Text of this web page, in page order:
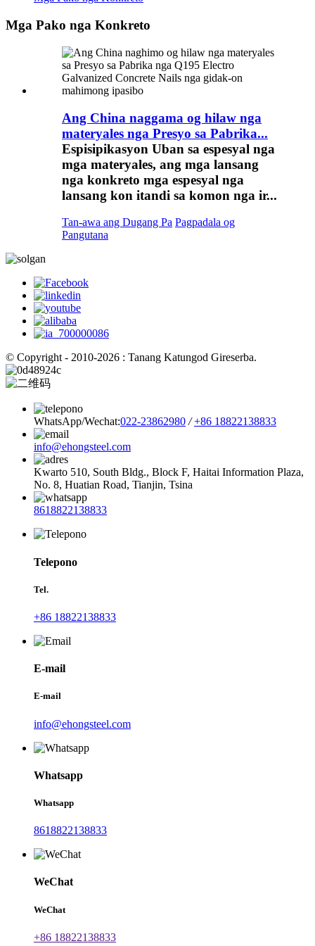
Mga Pako nga Konkreto
Ang China naggama og hilaw nga
materyales nga Presyo sa Pabrika...
Espisipikasyon Uban sa espesyal nga
mga materyales, ang mga lansang
nga konkreto mga espesyal nga
lansang kon itandi sa komon nga ir...
Tan-awa ang Dugang Pa Pagpadala og
Pangutana
© Copyright - 2010-2026 : Tanang Katungod Gireserba.
WhatsApp/Wechat:022-23862980 / +86 18822138833
info@ehongsteel.com
Kwarto 510, South Bldg., Block F, Haitai Information Plaza,
No. 8, Huatian Road, Tianjin, Tsina
8618822138833
Telepono
Tel.
+86 18822138833
E-mail
E-mail
info@ehongsteel.com
Whatsapp
Whatsapp
8618822138833
WeChat
WeChat
+86 18822138833